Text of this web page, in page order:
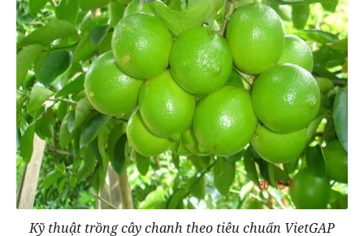
Kỹ thuật trồng cây chanh theo tiêu chuẩn VietGAP